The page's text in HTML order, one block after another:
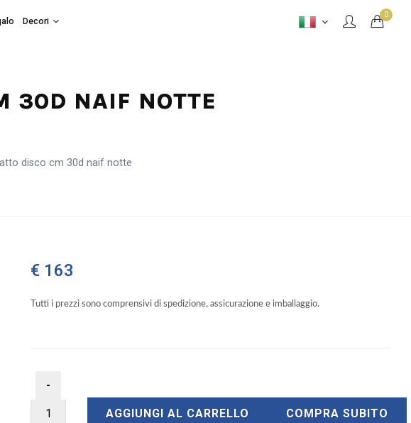
0
Decori
30D NAIF NOTTE
disco cm 30d naif notte
€ 163
Tutti i prezzi sono comprensivi di spedizione, assicurazione e imballaggio.
AGGIUNGI AL CARRELLO COMPRA SUBITO